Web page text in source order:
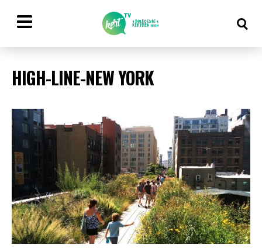
HIGH-LINE-NEW YORK